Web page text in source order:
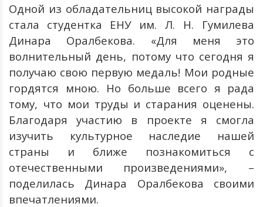
Одной из обладательниц высокой награды
стала
студентка ЕНУ им. Л. Н. Гумилева
Динара
Оралбекова. «Для меня
это
волнительный день, потому что сегодня я
получаю свою первую медаль! Мои родные
гордятся
мною. Но больше всего я рада
тому, что мои труды и старания оценены.
Благодаря
участию в проекте я
смогла
изучить
культурное наследие
нашей
страны
и ближе познакомиться
с
отечественными
произведениями», –
поделилась
Динара Оралбекова
своими
впечатлениями.